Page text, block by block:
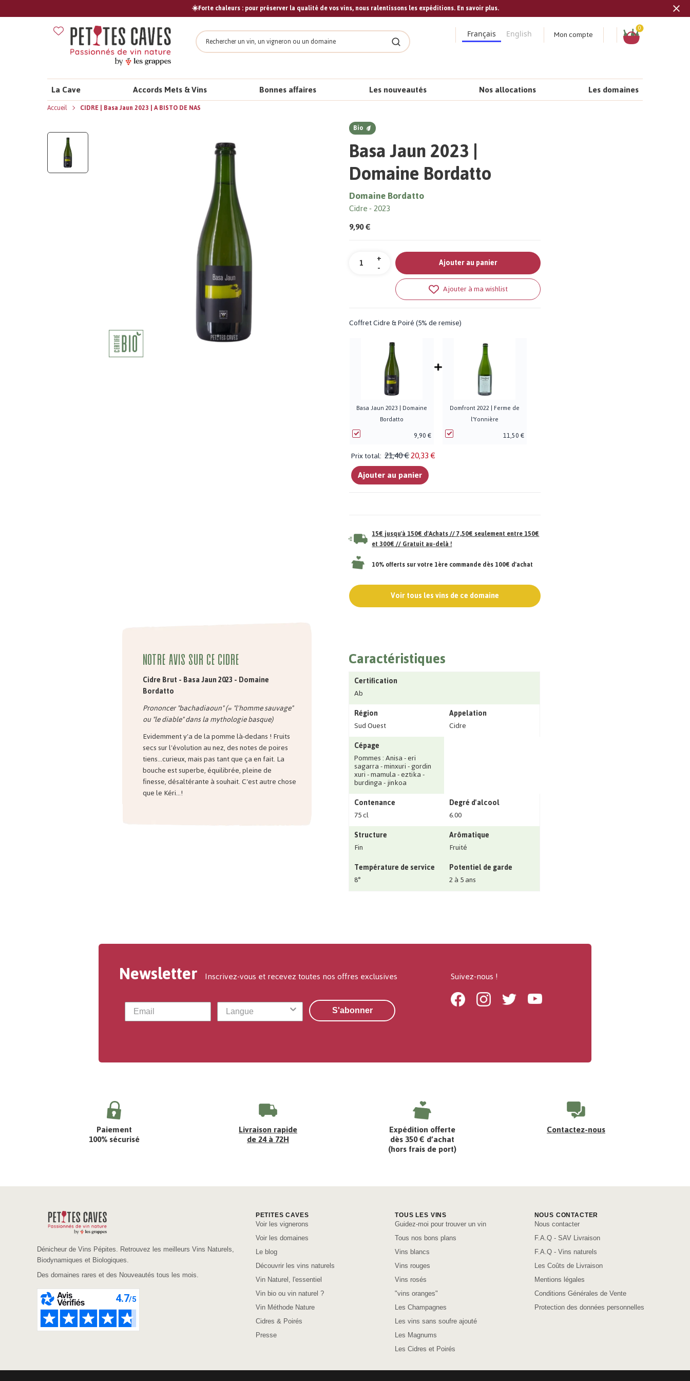
☀️Forte chaleurs : pour préserver la qualité de vos vins, nous ralentissons les expéditions. En savoir plus.
Rechercher
Rechercher
Français English Mon compte
Panier
0
La Cave Accords Mets & Vins Bonnes affaires Les nouveautés Nos allocations Les domaines
Accueil
CIDRE | Basa Jaun 2023 | A BISTO DE NAS
Bio
Basa Jaun 2023 |
Domaine Bordatto
Domaine Bordatto
Cidre 2023
9,90 €
Quantité +
-
Ajouter au panier
Ajouter à ma wishlist
Coffret Cidre & Poiré (5% de remise)
Basa Jaun 2023 | Domaine
Bordatto
9,90 €
Domfront 2022 | Ferme de
l'Yonnière
11,50 €
Prix total: 21,40 €20,33 €
Ajouter au panier
15€ jusqu'à 150€ d'Achats // 7,50€ seulement entre 150€
et 300€ // Gratuit au-delà !
10% offerts sur votre 1ère commande dès 100€ d'achat
Voir tous les vins de ce domaine
Notre avis sur ce cidre
Cidre Brut - Basa Jaun 2023 - Domaine
Bordatto
Prononcer "bachadiaoun" (= "l'homme sauvage"
ou "le diable" dans la mythologie basque)
Evidemment y'a de la pomme là-dedans ! Fruits
secs sur l'évolution au nez, des notes de poires
tiens...curieux, mais pas tant que ça en fait. La
bouche est superbe, équilibrée, pleine de
finesse, désaltérante à souhait. C'est autre chose
que le Kéri...!
Caractéristiques
Certification
Ab
Région
Sud Ouest
Appelation
Cidre
Cépage
Pommes : Anisa - eri
sagarra - minxuri - gordin
xuri - mamula - eztika -
burdinga - jinkoa
Contenance
75 cl
Degré d'alcool
6.00
Structure
Fin
Arômatique
Fruité
Température de service
8°
Potentiel de garde
2 à 5 ans
Newsletter Inscrivez-vous et recevez toutes nos offres exclusives
S'abonner
Suivez-nous !
FacebookInstagramTwitter Youtube
Paiement
100% sécurisé
Livraison rapide
de 24 à 72H
Expédition offerte
dès 350 € d’achat
(hors frais de port)
Contactez-nous
Dénicheur de Vins Pépites. Retrouvez les meilleurs Vins Naturels,
Biodynamiques et Biologiques.
Des domaines rares et des Nouveautés tous les mois.
PETITES CAVES
Voir les vignerons
Voir les domaines
Le blog
Découvrir les vins naturels
Vin Naturel, l'essentiel
Vin bio ou vin naturel ?
Vin Méthode Nature
Cidres & Poirés
Presse
TOUS LES VINS
Guidez-moi pour trouver un vin
Tous nos bons plans
Vins blancs
Vins rouges
Vins rosés
"vins oranges"
Les Champagnes
Les vins sans soufre ajouté
Les Magnums
Les Cidres et Poirés
NOUS CONTACTER
Nous contacter
F.A.Q - SAV Livraison
F.A.Q - Vins naturels
Les Coûts de Livraison
Mentions légales
Conditions Générales de Vente
Protection des données personnelles